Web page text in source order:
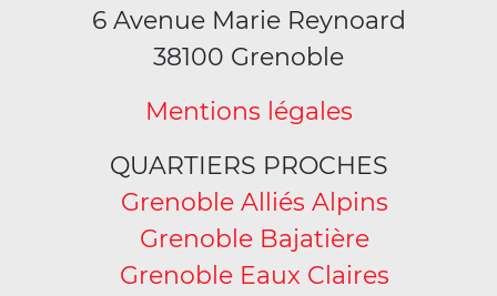
6 Avenue Marie Reynoard
38100 Grenoble
Mentions légales
QUARTIERS PROCHES
Grenoble Alliés Alpins
Grenoble Bajatière
Grenoble Eaux Claires